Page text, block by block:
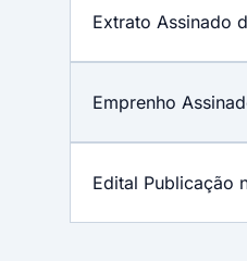
Extrato Assinado
Emprenho
Edital Publicação